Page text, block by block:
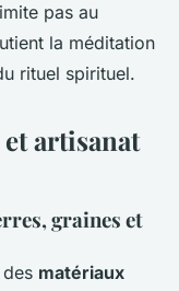
pas au
la méditation
rituel spirituel.
artisanat
graines et
matériaux